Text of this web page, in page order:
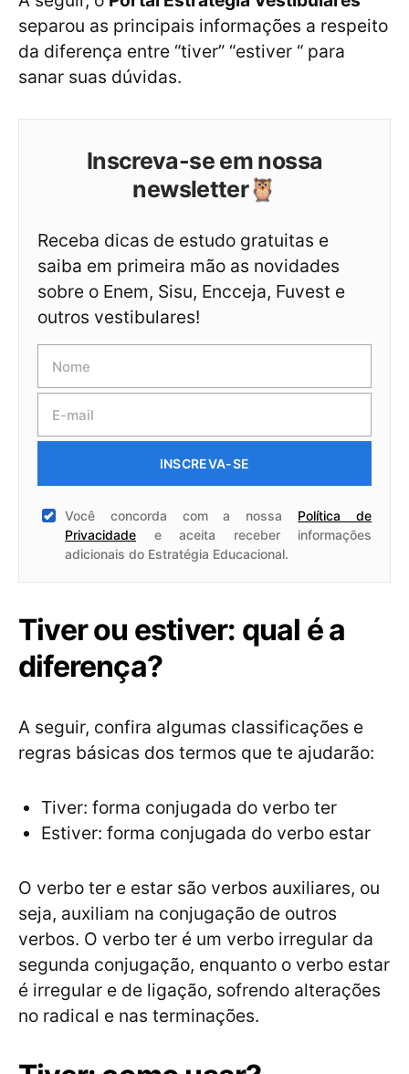
separou as principais informações a respeito
da diferença entre “tiver” “estiver “ para
sanar suas dúvidas.
Inscreva-se em nossa
newsletter🦉
Receba dicas de estudo gratuitas e
saiba em primeira mão as novidades
sobre o Enem, Sisu, Encceja, Fuvest e
outros vestibulares!
INSCREVA-SE
Você concorda com a nossa Política de
Privacidade e aceita receber informações
adicionais do Estratégia Educacional.
Tiver ou estiver: qual é a
diferença?
A seguir, confira algumas classificações e
regras básicas dos termos que te ajudarão:
Tiver: forma conjugada do verbo ter
Estiver: forma conjugada do verbo estar
O verbo ter e estar são verbos auxiliares, ou
seja, auxiliam na conjugação de outros
verbos. O verbo ter é um verbo irregular da
segunda conjugação, enquanto o verbo estar
é irregular e de ligação, sofrendo alterações
no radical e nas terminações.